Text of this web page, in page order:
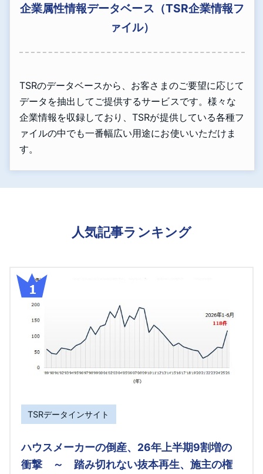
企業属性情報データベース（TSR企業情報フ
ァイル）
TSRのデータベースから、お客さまのご要望に応じて
データを抽出してご提供するサービスです。様々な
企業情報を収録しており、TSRが提供している各種フ
ァイルの中でも一番幅広い用途にお使いいただけま
す。
人気記事ランキング
TSRデータインサイト
ハウスメーカーの倒産、26年上半期9割増の
衝撃 ～ 踏み切れない抜本再生、施主の権